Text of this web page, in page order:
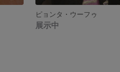
ピョンタ・ウーフゥ
展示中